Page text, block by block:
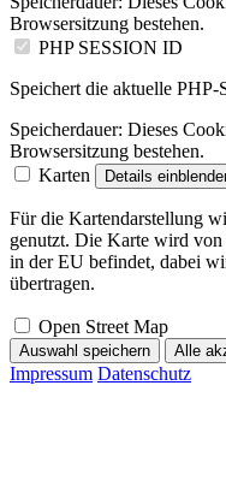
Browsersitzung bestehen.
PHP SESSION ID
Speichert die aktuelle PHP-
Speicherdauer: Dieses
Browsersitzung bestehen.
Karten
Details
Für die Kartendarstellung
genutzt. Die Karte wird von
in der EU befindet, dabei
übertragen.
Open Street Map
Auswahl speichern Alle
Impressum Datenschutz